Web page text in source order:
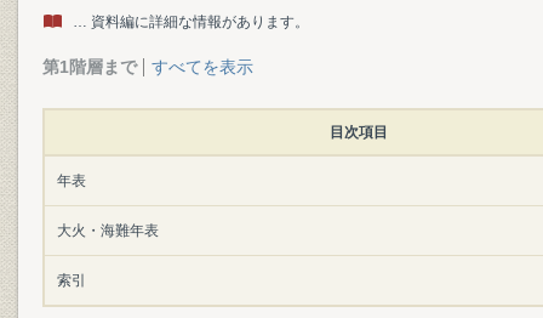
… 資料編に詳細な情報があります。
第1階層まで すべてを表示
目次項目
年表
大火・海難年表
索引